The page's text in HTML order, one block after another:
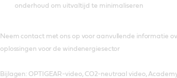
onderhoud om uitvaltijd te minimaliseren
Neem contact met ons op voor aanvullende informatie
oplossingen voor de windenergiesector
Bijlagen: OPTIGEAR-video, CO2-neutraal video,